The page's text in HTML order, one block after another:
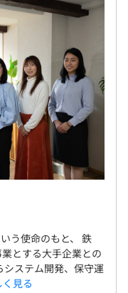
割
は、メンバー3名で
6名で半年かけてお
ト（約3000万）
ものもありますが、
的なプロジェクトが
う使命のもと、 鉄
とする大手企業との
システム開発、保守運
見る